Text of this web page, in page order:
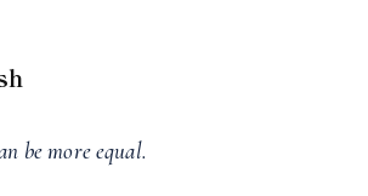
be more equal.